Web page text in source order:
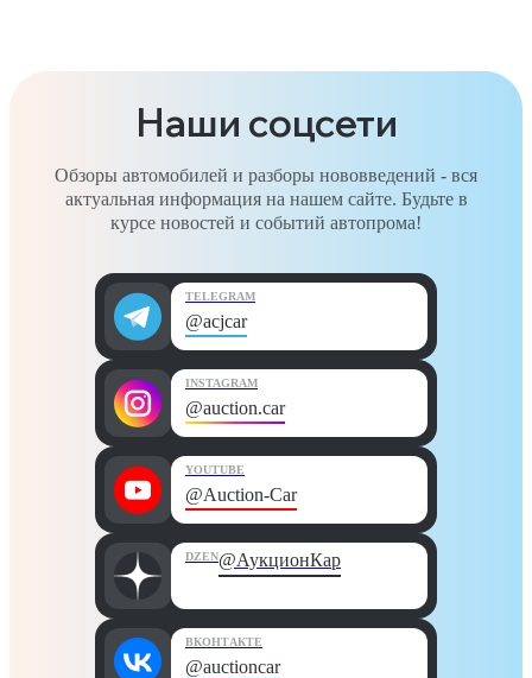
Наши соцсети
Обзоры автомобилей и разборы нововведений - вся
актуальная информация на нашем сайте. Будьте в
курсе новостей и событий автопрома!
TELEGRAM
@acjcar
INSTAGRAM
@auction.car
YOUTUBE
@Auction-Car
DZEN@АукционКар
ВКОНТАКТЕ
@auctioncar